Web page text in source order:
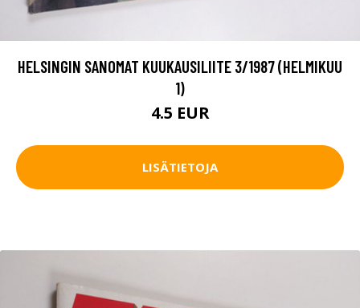
HELSINGIN SANOMAT KUUKAUSILIITE 3/1987 (HELMIKUU
1)
4.5 EUR
LISÄTIETOJA